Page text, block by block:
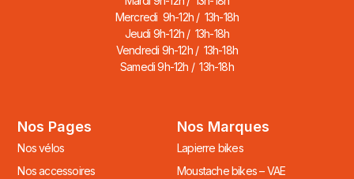
Mercredi 9h-12h / 13h-18h
Jeudi 9h-12h / 13h-18h
Vendredi 9h-12h / 13h-18h
Samedi 9h-12h / 13h-18h
Nos Pages
Nos vélos
Nos accessoires
Nos Marques
Lapierre bikes
Moustache bikes – VAE